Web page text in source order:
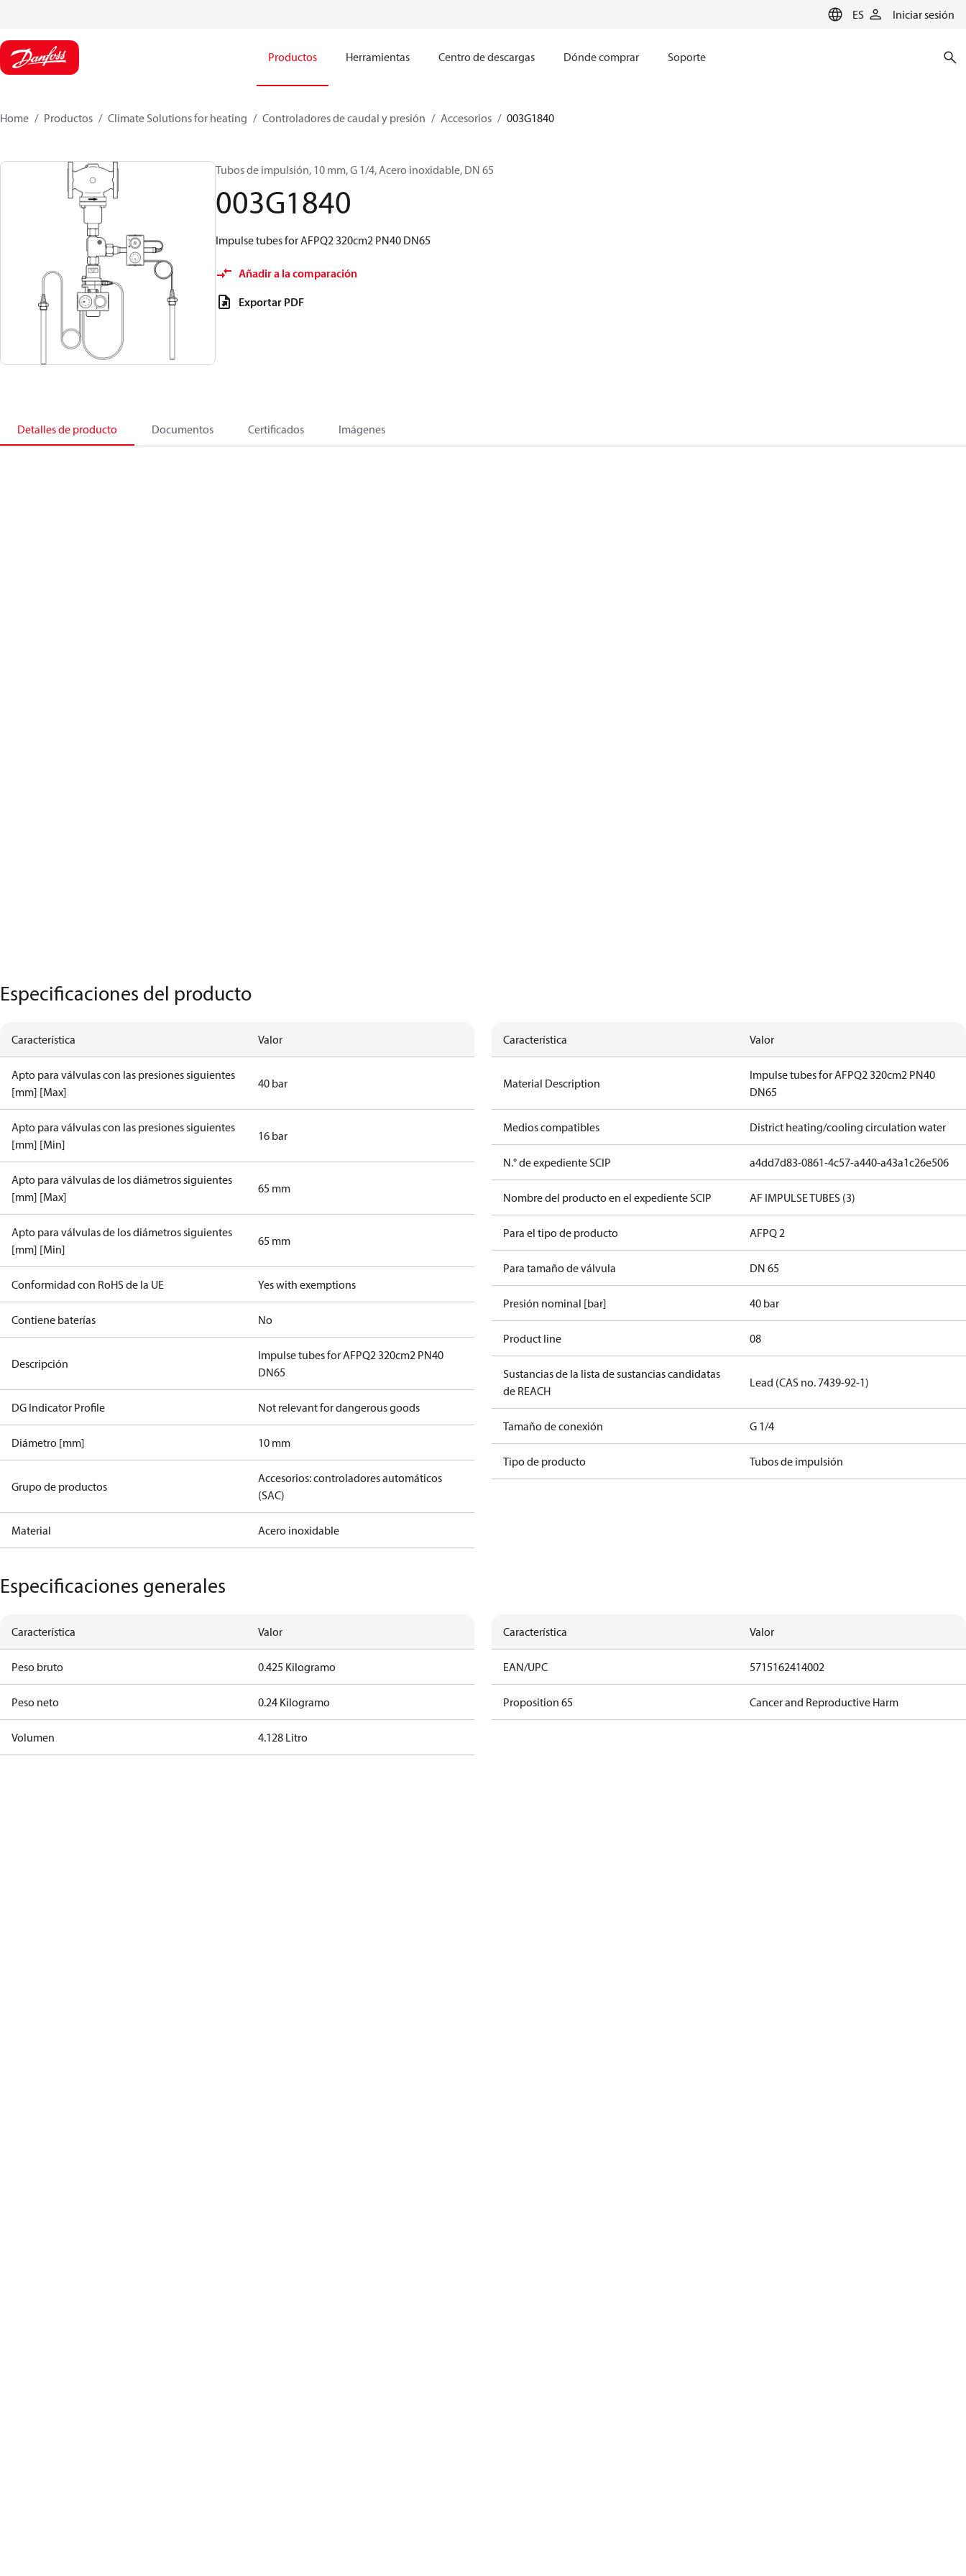
ES Iniciar sesión
Productos Herramientas Centro de descargas Dónde comprar Soporte
Home Productos Climate Solutions for heating Controladores de caudal y presión Accesorios 003G1840
Tubos de impulsión, 10 mm, G 1/4, Acero inoxidable, DN 65
003G1840
Impulse tubes for AFPQ2 320cm2 PN40 DN65
Añadir a la comparación
Exportar PDF
Detalles de producto Documentos Certificados Imágenes
Especificaciones del producto
Característica Valor
Apto para válvulas con las presiones siguientes
[mm] [Max]
40 bar
Apto para válvulas con las presiones siguientes
[mm] [Min]
16 bar
Apto para válvulas de los diámetros siguientes
[mm] [Max]
65 mm
Apto para válvulas de los diámetros siguientes
[mm] [Min]
65 mm
Conformidad con RoHS de la UE Yes with exemptions
Contiene baterías No
Descripción
Impulse tubes for AFPQ2 320cm2 PN40
DN65
DG Indicator Profile Not relevant for dangerous goods
Diámetro [mm] 10 mm
Grupo de productos
Accesorios: controladores automáticos
(SAC)
Material Acero inoxidable
Característica Valor
Material Description
Impulse tubes for AFPQ2 320cm2 PN40
DN65
Medios compatibles District heating/cooling circulation water
N.° de expediente SCIP a4dd7d83-0861-4c57-a440-a43a1c26e506
Nombre del producto en el expediente SCIP AF IMPULSE TUBES (3)
Para el tipo de producto AFPQ 2
Para tamaño de válvula DN 65
Presión nominal [bar] 40 bar
Product line 08
Sustancias de la lista de sustancias candidatas
de REACH
Lead (CAS no. 7439-92-1)
Tamaño de conexión G 1/4
Tipo de producto Tubos de impulsión
Especificaciones generales
Característica Valor
Peso bruto 0.425 Kilogramo
Peso neto 0.24 Kilogramo
Volumen 4.128 Litro
Característica Valor
EAN/UPC 5715162414002
Proposition 65 Cancer and Reproductive Harm